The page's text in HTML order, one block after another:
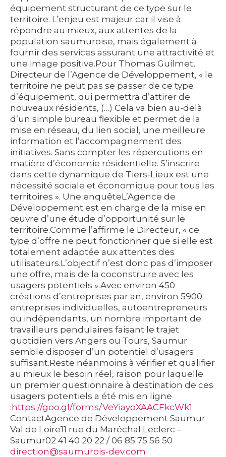
équipement structurant de ce type sur le
territoire. L’enjeu est majeur car il vise à
répondre au mieux, aux attentes de la
population saumuroise, mais également à
fournir des services assurant une attractivité et
une image positive.Pour Thomas Guilmet,
Directeur de l’Agence de Développement, « le
territoire ne peut pas se passer de ce type
d’équipement, qui permettra d’attirer de
nouveaux résidents, (…) Cela va bien au-delà
d’un simple bureau flexible et permet de la
mise en réseau, du lien social, une meilleure
information et l’accompagnement des
initiatives. Sans compter les répercutions en
matière d’économie résidentielle. S’inscrire
dans cette dynamique de Tiers-Lieux est une
nécessité sociale et économique pour tous les
territoires ». Une enquêteL’Agence de
Développement est en charge de la mise en
œuvre d’une étude d’opportunité sur le
territoire.Comme l’affirme le Directeur, « ce
type d’offre ne peut fonctionner que si elle est
totalement adaptée aux attentes des
utilisateurs.L’objectif n’est donc pas d’imposer
une offre, mais de la coconstruire avec les
usagers potentiels ».Avec environ 450
créations d’entreprises par an, environ 5900
entreprises individuelles, autoentrepreneurs
ou indépendants, un nombre important de
travailleurs pendulaires faisant le trajet
quotidien vers Angers ou Tours, Saumur
semble disposer d’un potentiel d’usagers
suffisant.Reste néanmoins à vérifier et qualifier
au mieux le besoin réel, raison pour laquelle
un premier questionnaire à destination de ces
usagers potentiels a été mis en ligne
:https://goo.gl/forms/VeYiayoXAACFkcWk1
ContactAgence de Développement Saumur
Val de Loire11 rue du Maréchal Leclerc –
Saumur02 41 40 20 22 / 06 85 75 56 50
direction@saumurois-dev.com